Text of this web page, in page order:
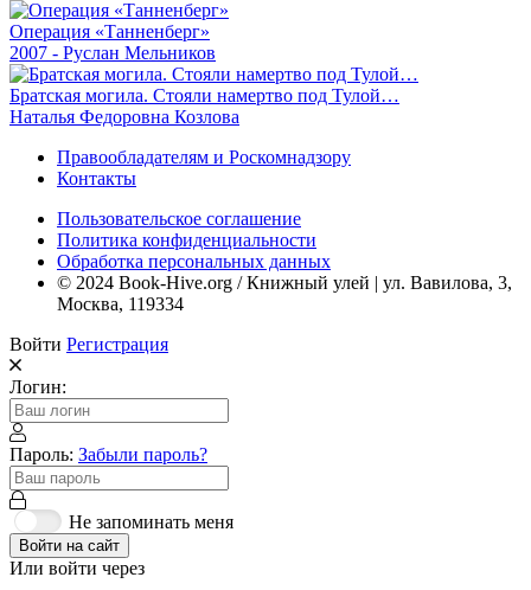
Операция «Танненберг»
2007 - Руслан Мельников
Братская могила. Стояли намертво под Тулой…
Наталья Федоровна Козлова
Правообладателям и Роскомнадзору
Контакты
Пользовательское соглашение
Политика конфиденциальности
Обработка персональных данных
© 2024 Book-Hive.org / Книжный улей | ул. Вавилова, 3,
Москва, 119334
Войти Регистрация
Логин:
Пароль: Забыли пароль?
Не запоминать меня
Войти на сайт
Или войти через